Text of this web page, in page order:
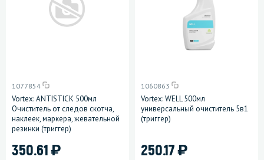
1077854
Vortex: ANTISTICK 500мл
Очиститель от следов скотча,
наклеек, маркера, жевательной
резинки (триггер)
350.61)
1060863
Vortex: WELL 500мл
универсальный очиститель 5в1
(триггер)
250.17)